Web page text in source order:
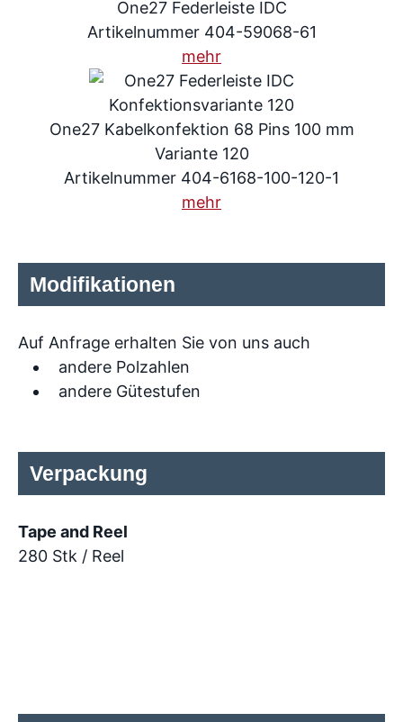
One27 Federleiste IDC
Artikelnummer 404-59068-61
mehr
One27 Kabelkonfektion 68 Pins 100 mm
Variante 120
Artikelnummer 404-6168-100-120-1
mehr
Modifikationen
Auf Anfrage erhalten Sie von uns auch
andere Polzahlen
andere Gütestufen
Verpackung
Tape and Reel
280 Stk / Reel